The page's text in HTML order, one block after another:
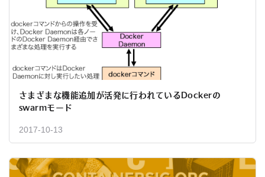
さまざまな機能追加が活発に行われているDockerの
swarmモード
2017-10-13